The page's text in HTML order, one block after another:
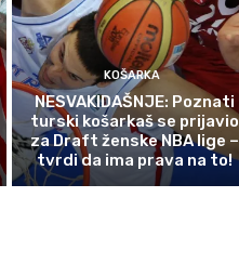
KOŠARKA
NESVAKIDAŠNJE: Poznati
turski košarkaš se prijavio
za Draft ženske NBA lige –
tvrdi da ima prava na to!